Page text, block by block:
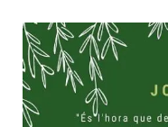
NOTÍCIES I AGENDA